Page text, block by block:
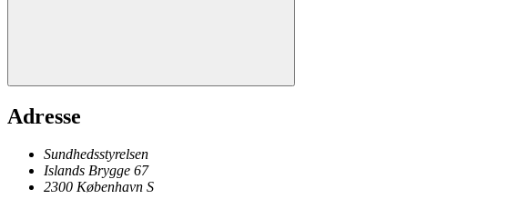
Adresse
Sundhedsstyrelsen
Islands Brygge 67
2300 København S